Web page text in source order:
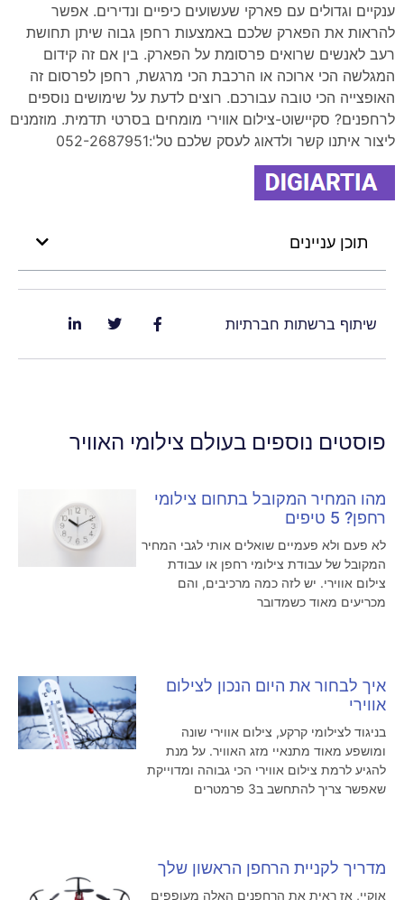
ענקיים וגדולים עם פארקי שעשועים כיפיים ונדירים. אפשר
להראות את הפארק שלכם באמצעות רחפן גבוה שיתן תחושת
רעב לאנשים שרואים פרסומת על הפארק. בין אם זה קידום
המגלשה הכי ארוכה או הרכבת הכי מרגשת, רחפן לפרסום זה
האופצייה הכי טובה עבורכם. רוצים לדעת על שימושים נוספים
לרחפנים? סקיישוט-צילום אווירי מומחים בסרטי תדמית. מוזמנים
ליצור איתנו קשר ולדאוג לעסק שלכם טל':052-2687951
תוכן עניינים
שיתוף ברשתות חברתיות
פוסטים נוספים בעולם צילומי האוויר
מהו המחיר המקובל בתחום צילומי
רחפן? 5 טיפים
לא פעם ולא פעמיים שואלים אותי לגבי המחיר
המקובל של עבודת צילומי רחפן או עבודת
צילום אווירי. יש לזה כמה מרכיבים, והם
מכריעים מאוד כשמדובר
איך לבחור את היום הנכון לצילום
אווירי
בניגוד לצילומי קרקע, צילום אווירי שונה
ומושפע מאוד מתנאיי מזג האוויר. על מנת
להגיע לרמת צילום אווירי הכי גבוהה ומדוייקת
שאפשר צריך להתחשב ב3 פרמטרים
מדריך לקניית הרחפן הראשון שלך
אוקיי, אז ראית את הרחפנים האלה מעופפים